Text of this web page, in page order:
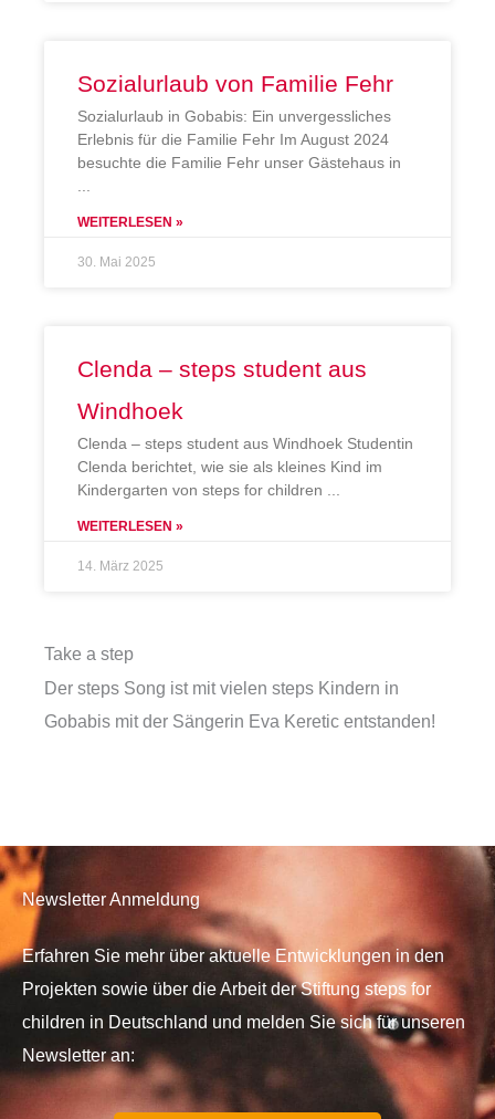
Sozialurlaub von Familie Fehr
Sozialurlaub in Gobabis: Ein unvergessliches
Erlebnis für die Familie Fehr Im August 2024
besuchte die Familie Fehr unser Gästehaus in
WEITERLESEN »
30. Mai 2025
Clenda – steps student aus
Windhoek
Clenda – steps student aus Windhoek Studentin
Clenda berichtet, wie sie als kleines Kind im
Kindergarten von steps for children
WEITERLESEN »
14. März 2025
Take a step
Der steps Song ist mit vielen steps Kindern in
Gobabis mit der Sängerin Eva Keretic entstanden!
Newsletter Anmeldung
Erfahren Sie mehr über aktuelle Entwicklungen in den
Projekten sowie über die Arbeit der Stiftung steps for
children in Deutschland und melden Sie sich für unseren
Newsletter an: